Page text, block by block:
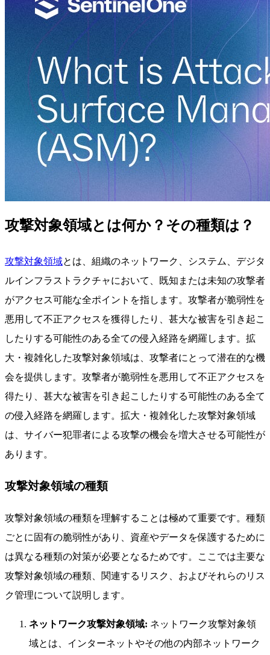
攻撃対象領域とは何か？その種類は？
攻撃対象領域とは、組織のネットワーク、システム、デジタ
ルインフラストラクチャにおいて、既知または未知の攻撃者
がアクセス可能な全ポイントを指します。攻撃者が脆弱性を
悪用して不正アクセスを獲得したり、甚大な被害を引き起こ
したりする可能性のある全ての侵入経路を網羅します。拡
大・複雑化した攻撃対象領域は、攻撃者にとって潜在的な機
会を提供します。攻撃者が脆弱性を悪用して不正アクセスを
得たり、甚大な被害を引き起こしたりする可能性のある全て
の侵入経路を網羅します。拡大・複雑化した攻撃対象領域
は、サイバー犯罪者による攻撃の機会を増大させる可能性が
あります。
攻撃対象領域の種類
攻撃対象領域の種類を理解することは極めて重要です。種類
ごとに固有の脆弱性があり、資産やデータを保護するために
は異なる種類の対策が必要となるためです。ここでは主要な
攻撃対象領域の種類、関連するリスク、およびそれらのリス
ク管理について説明します。
ネットワーク攻撃対象領域: ネットワーク攻撃対象領
域とは、インターネットやその他の内部ネットワーク